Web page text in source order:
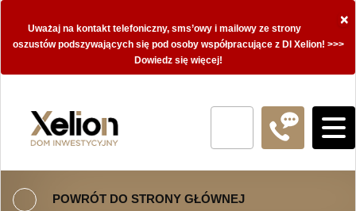
×
Uważaj na kontakt telefoniczny, sms’owy i mailowy ze strony
oszustów podszywających się pod osoby współpracujące z DI Xelion! >>>
Dowiedz się więcej!
POWRÓT DO STRONY GŁÓWNEJ